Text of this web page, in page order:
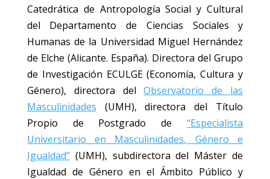
Catedrática de Antropología Social y Cultural
del Departamento de Ciencias Sociales y
Humanas de la Universidad Miguel Hernández
de Elche (Alicante. España). Directora del Grupo
de Investigación ECULGE (Economía, Cultura y
Género), directora delObservatorio de las
Masculinidades (UMH), directora del Título
Propio de Postgrado de“Especialista
Universitario en Masculinidades, Género e
Igualdad”(UMH), subdirectora del Máster de
Igualdad de Género en el Ámbito Público y